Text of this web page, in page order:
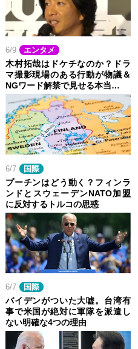
6/9 エンタメ
木村拓哉はドケチなのか？ドラ
マ撮影現場のある行動が物議＆
NGワード解禁で見せる本当…
6/7 国際
プーチンはどう動く？フィンラ
ンドとスウェーデンNATO加盟
に反対するトルコの思惑
6/7 国際
バイデンがついた大嘘。台湾有
事で米国が絶対に軍隊を派遣し
ない明確な4つの理由